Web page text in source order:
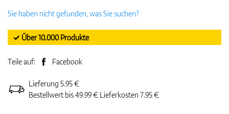
Sie haben nicht gefunden, was Sie suchen?
✓ Über 10.000 Produkte
Teile auf: Facebook
Lieferung 5.95 €
Bestellwert bis 49.99 € Lieferkosten 7.95 €